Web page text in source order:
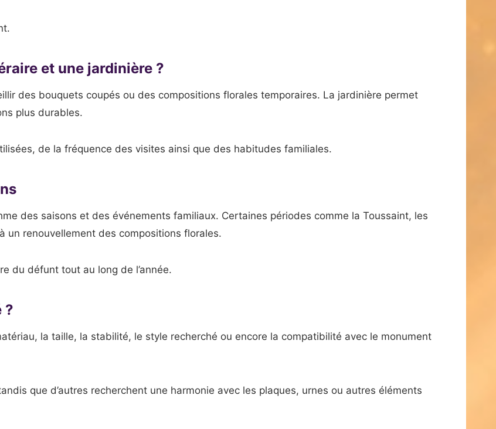
et une jardinière ?
des bouquets coupés ou des compositions florales temporaires. La jardinière permet
plus durables.
de la fréquence des visites ainsi que des habitudes familiales.
des saisons et des événements familiaux. Certaines périodes comme la Toussaint, les
un renouvellement des compositions florales.
du défunt tout au long de l’année.
?
la taille, la stabilité, le style recherché ou encore la compatibilité avec le monument
que d’autres recherchent une harmonie avec les plaques, urnes ou autres éléments